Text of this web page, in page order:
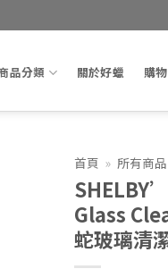
品分類 關於好蠟 購
首頁 » 所有商品
Glass
蛇玻璃清